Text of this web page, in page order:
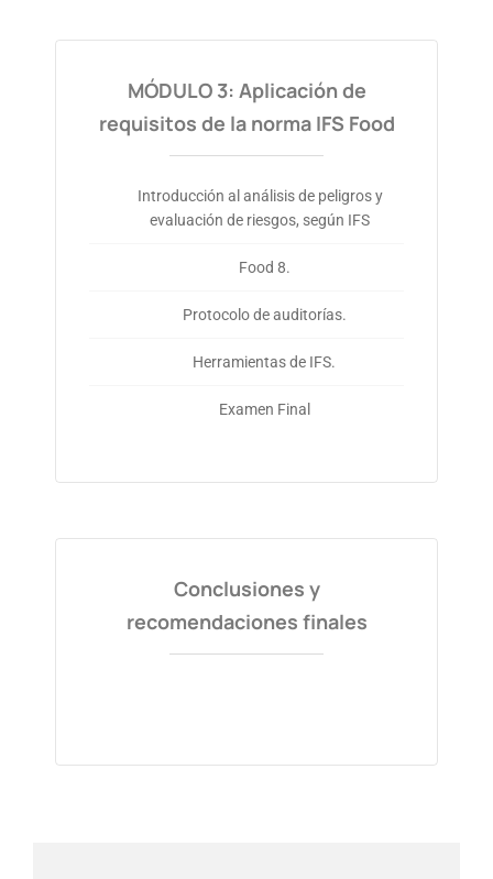
MÓDULO 3: Aplicación de
requisitos de la norma IFS Food
Introducción al análisis de peligros y
evaluación de riesgos, según IFS
Food 8.
Protocolo de auditorías.
Herramientas de IFS.
Examen Final
Conclusiones y
recomendaciones finales